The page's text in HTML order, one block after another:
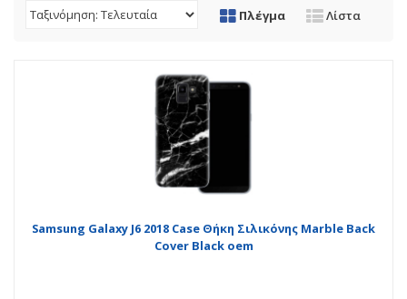
Πλέγμα Λίστα
Samsung Galaxy J6 2018 Case Θήκη Σιλικόνης Marble Back
Cover Black oem